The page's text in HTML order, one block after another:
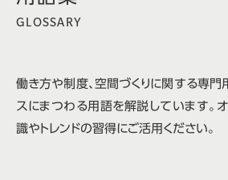
GLOSSARY
働き方や制度、空間づくりに関する専門
スにまつわる用語を解説しています。
識やトレンドの習得にご活用ください。